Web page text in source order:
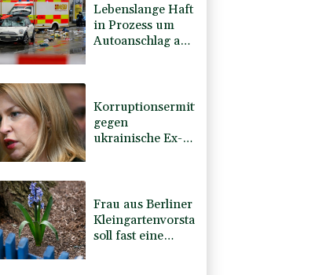
Lebenslange Haft
in Prozess um
Autoanschlag auf
Korruptionsermittlungen
gegen
ukrainische Ex-
Frau aus Berliner
Kleingartenvorstand
soll fast eine